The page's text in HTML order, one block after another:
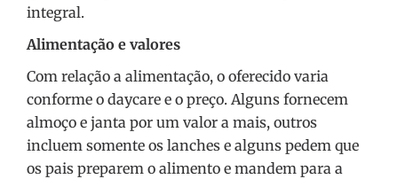
integral.
Alimentação e valores
Com relação a alimentação, o oferecido varia
conforme o daycare e o preço. Alguns fornecem
almoço e janta por um valor a mais, outros
incluem somente os lanches e alguns pedem que
os pais preparem o alimento e mandem para a